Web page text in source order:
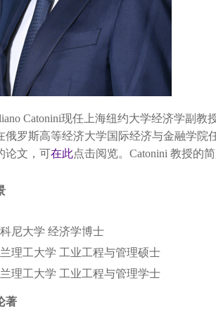
Catonini现任上海纽约大学经济学副教
俄罗斯高等经济大学国际经济与金融学院
论文，可 在此点击阅览。Catonini 教授的简
尼大学 经济学博士
理工大学 工业工程与管理硕士
理工大学 工业工程与管理学士
著